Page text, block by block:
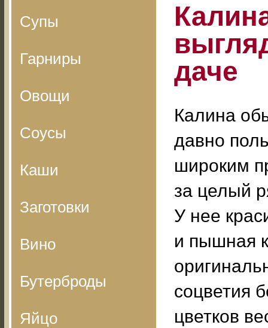
Супы
Гарниры
Овощи
Соусы
Каши
Заготовки
Вино
Бутерброды
Яйцо
даче
Калина
давно
широким
за целый
У нее
и пышная
соцветия
цветков